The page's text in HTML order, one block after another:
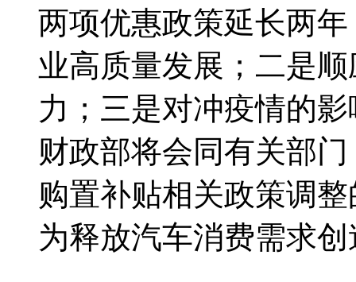
两项优惠政策延长两
业高质量发展；二是
力；三是对冲疫情的
财政部将会同有关部
购置补贴相关政策调
为释放汽车消费需求